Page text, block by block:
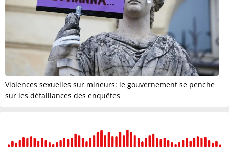
Violences sexuelles sur mineurs: le gouvernement se penche
sur les défaillances des enquêtes